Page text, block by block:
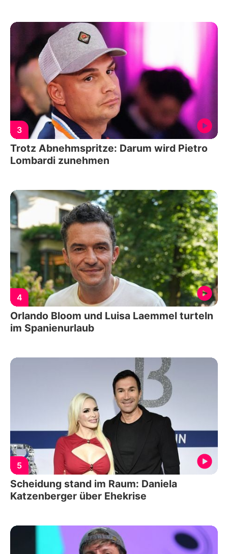
3
Trotz Abnehmspritze: Darum wird Pietro
Lombardi zunehmen
4
Orlando Bloom und Luisa Laemmel turteln
im Spanienurlaub
5
Scheidung stand im Raum: Daniela
Katzenberger über Ehekrise